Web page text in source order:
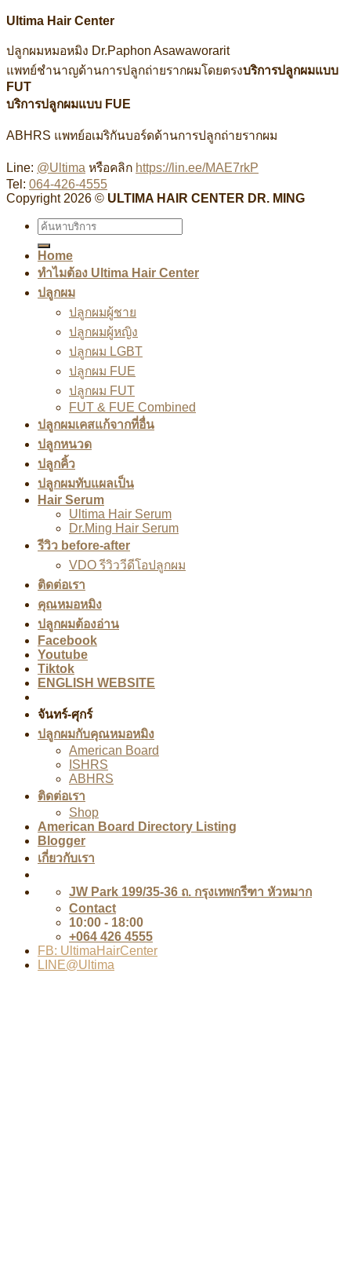
Ultima Hair Center
ปลูกผมหมอหมิง Dr.Paphon Asawaworarit
แพทย์ชำนาญด้านการปลูกถ่ายรากผมโดยตรงบริการปลูกผมแบบ
FUT
บริการปลูกผมแบบ FUE
ABHRS แพทย์อเมริกันบอร์ดด้านการปลูกถ่ายรากผม
Line: @Ultima หรือคลิก https://lin.ee/MAE7rkP
Tel: 064-426-4555
Copyright 2026 © ULTIMA HAIR CENTER DR. MING
Home
ทำไมต้อง Ultima Hair Center
ปลูกผม
ปลูกผมผู้ชาย
ปลูกผมผู้หญิง
ปลูกผม LGBT
ปลูกผม FUE
ปลูกผม FUT
FUT & FUE Combined
ปลูกผมเคสแก้จากที่อื่น
ปลูกหนวด
ปลูกคิ้ว
ปลูกผมทับแผลเป็น
Hair Serum
Ultima Hair Serum
Dr.Ming Hair Serum
รีวิว before-after
VDO รีวิววีดีโอปลูกผม
ติดต่อเรา
คุณหมอหมิง
ปลูกผมต้องอ่าน
Facebook
Youtube
Tiktok
ENGLISH WEBSITE
จันทร์-ศุกร์
ปลูกผมกับคุณหมอหมิง
American Board
ISHRS
ABHRS
ติดต่อเรา
Shop
American Board Directory Listing
Blogger
เกี่ยวกับเรา
JW Park 199/35-36 ถ. กรุงเทพกรีฑา หัวหมาก
Contact
10:00 - 18:00
+064 426 4555
FB: UltimaHairCenter
LINE@Ultima